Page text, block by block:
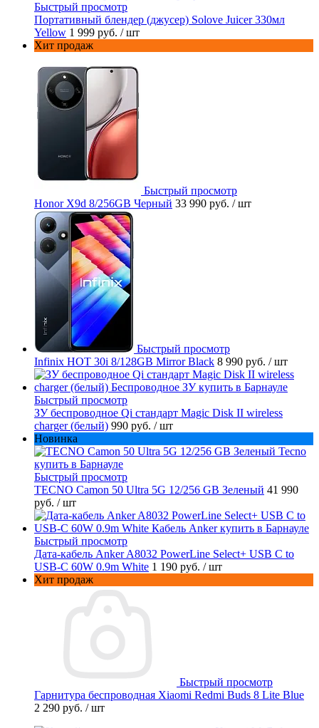
Быстрый просмотр
Портативный блендер (джусер) Solove Juicer 330мл
Yellow 1 999 руб. / шт
Хит продаж
Быстрый просмотр
Honor X9d 8/256GB Черный 33 990 руб. / шт
Быстрый просмотр
Infinix HOT 30i 8/128GB Mirror Black 8 990 руб. / шт
Быстрый просмотр
ЗУ беспроводное Qi стандарт Magic Disk II wireless
charger (белый) 990 руб. / шт
Новинка
Быстрый просмотр
TECNO Camon 50 Ultra 5G 12/256 GB Зеленый 41 990
руб. / шт
Быстрый просмотр
Дата-кабель Anker A8032 PowerLine Select+ USB C to
USB-C 60W 0.9m White 1 190 руб. / шт
Хит продаж
Быстрый просмотр
Гарнитура беспроводная Xiaomi Redmi Buds 8 Lite Blue
2 290 руб. / шт